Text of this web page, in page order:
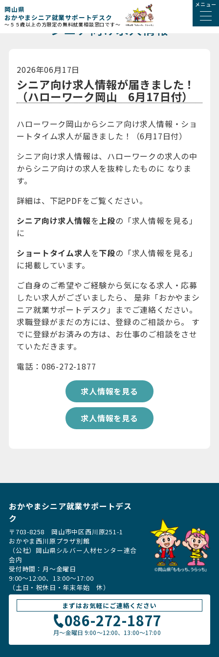
岡山県
おかやまシニア就業サポートデスク
～５５歳以上の方限定の無料就業相談窓口です～
メニュー
シニア向け求人情報
2026年06月17日
シニア向け求人情報が届きました！
（ハローワーク岡山 6月17日付）
ハローワーク岡山からシニア向け求人情報・ショ
ートタイム求人が届きました！（6月17日付）
シニア向け求人情報は、ハローワークの求人の中
からシニア向けの求人を抜粋したものに なりま
す。
詳細は、下記PDFをご覧ください。
シニア向け求人情報を上段の「求人情報を見る」
に
ショートタイム求人を下段の「求人情報を見る」
に掲載しています。
ご自身のご希望やご経験から気になる求人・応募
したい求人がございましたら、 是非「おかやまシ
ニア就業サポートデスク」までご連絡ください。
求職登録がまだの方には、登録のご相談から。 す
でに登録がお済みの方は、お仕事のご相談をさせ
ていただきます。
電話：086-272-1877
求人情報を見る
求人情報を見る
おかやまシニア就業サポートデス
ク
〒703-8258 岡山市中区西川原251-1
おかやま西川原プラザ別館
（公社）岡山県シルバー人材センター連合
会内
受付時間：月〜金曜日
9:00～12:00、13:00〜17:00
（土日・祝休日・年末年始 休）
まずはお気軽にご連絡ください
086-272-1877
月〜金曜日9:00～12:00、13:00〜17:00